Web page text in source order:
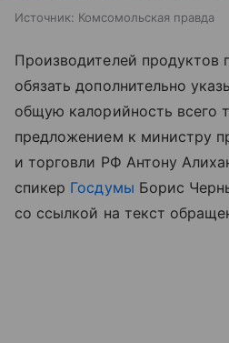
Источник: Комсомольская правда
Производителей продуктов
обязать дополнительно
общую калорийность всего
предложением к министру
и торговли РФ Антону
спикер Госдумы Борис
со ссылкой на текст